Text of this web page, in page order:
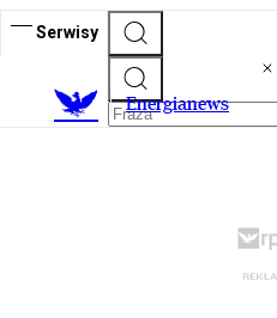
Serwisy
Energianews